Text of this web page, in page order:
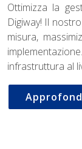
Ottimizza la
Digiway! Il
misura,
infrastruttura al